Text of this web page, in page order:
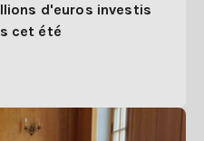
d'euros investis
cet été